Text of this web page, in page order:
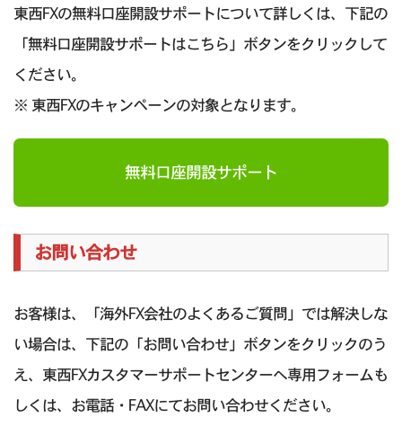
東西FXの無料口座開設サポートについて詳しくは、下記の
「無料口座開設サポートはこちら」ボタンをクリックして
ください。
※ 東西FXのキャンペーンの対象となります。
無料口座開設サポート
お問い合わせ
お客様は、「海外FX会社のよくあるご質問」では解決しな
い場合は、下記の「お問い合わせ」ボタンをクリックのう
え、東西FXカスタマーサポートセンターへ専用フォームも
しくは、お電話・FAXにてお問い合わせください。